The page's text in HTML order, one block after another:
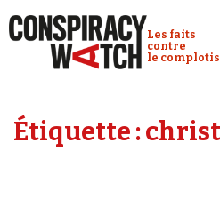
Conspiracy
Les faits
contre
le
Analyses
Étiquette :